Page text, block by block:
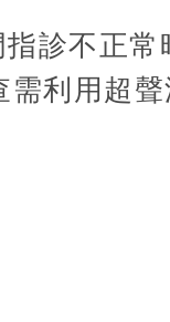
診不正
利用超